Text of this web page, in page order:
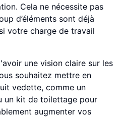
Cela ne nécessite pas
d’éléments sont déjà
votre charge de travail
une vision claire sur les
souhaitez mettre en
vedette, comme un
un kit de toilettage pour
augmenter vos